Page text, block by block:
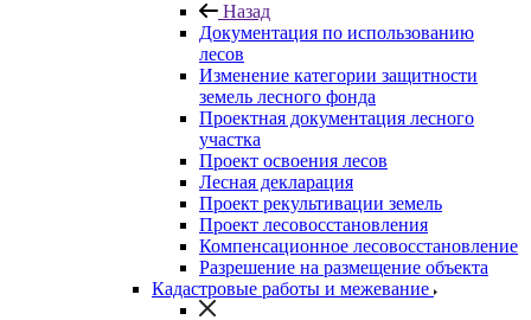
Назад
Документация по использованию
лесов
Изменение категории защитности
земель лесного фонда
Проектная документация лесного
участка
Проект освоения лесов
Лесная декларация
Проект рекультивации земель
Проект лесовосстановления
Компенсационное лесовосстановление
Разрешение на размещение объекта
Кадастровые работы и межевание